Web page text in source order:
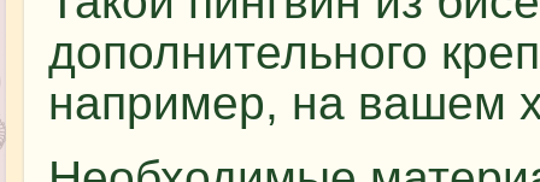
дополнительного
например, на вашем